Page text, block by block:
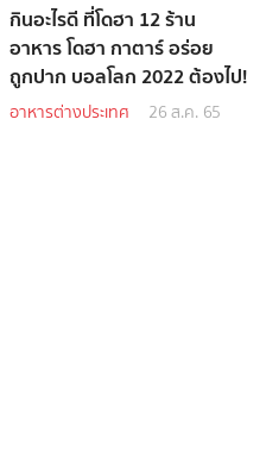
กินอะไรดี ที่โดฮา 12 ร้าน
อาหาร โดฮา กาตาร์ อร่อย
ถูกปาก บอลโลก 2022 ต้องไป!
อาหารต่างประเทศ 26 ส.ค. 65